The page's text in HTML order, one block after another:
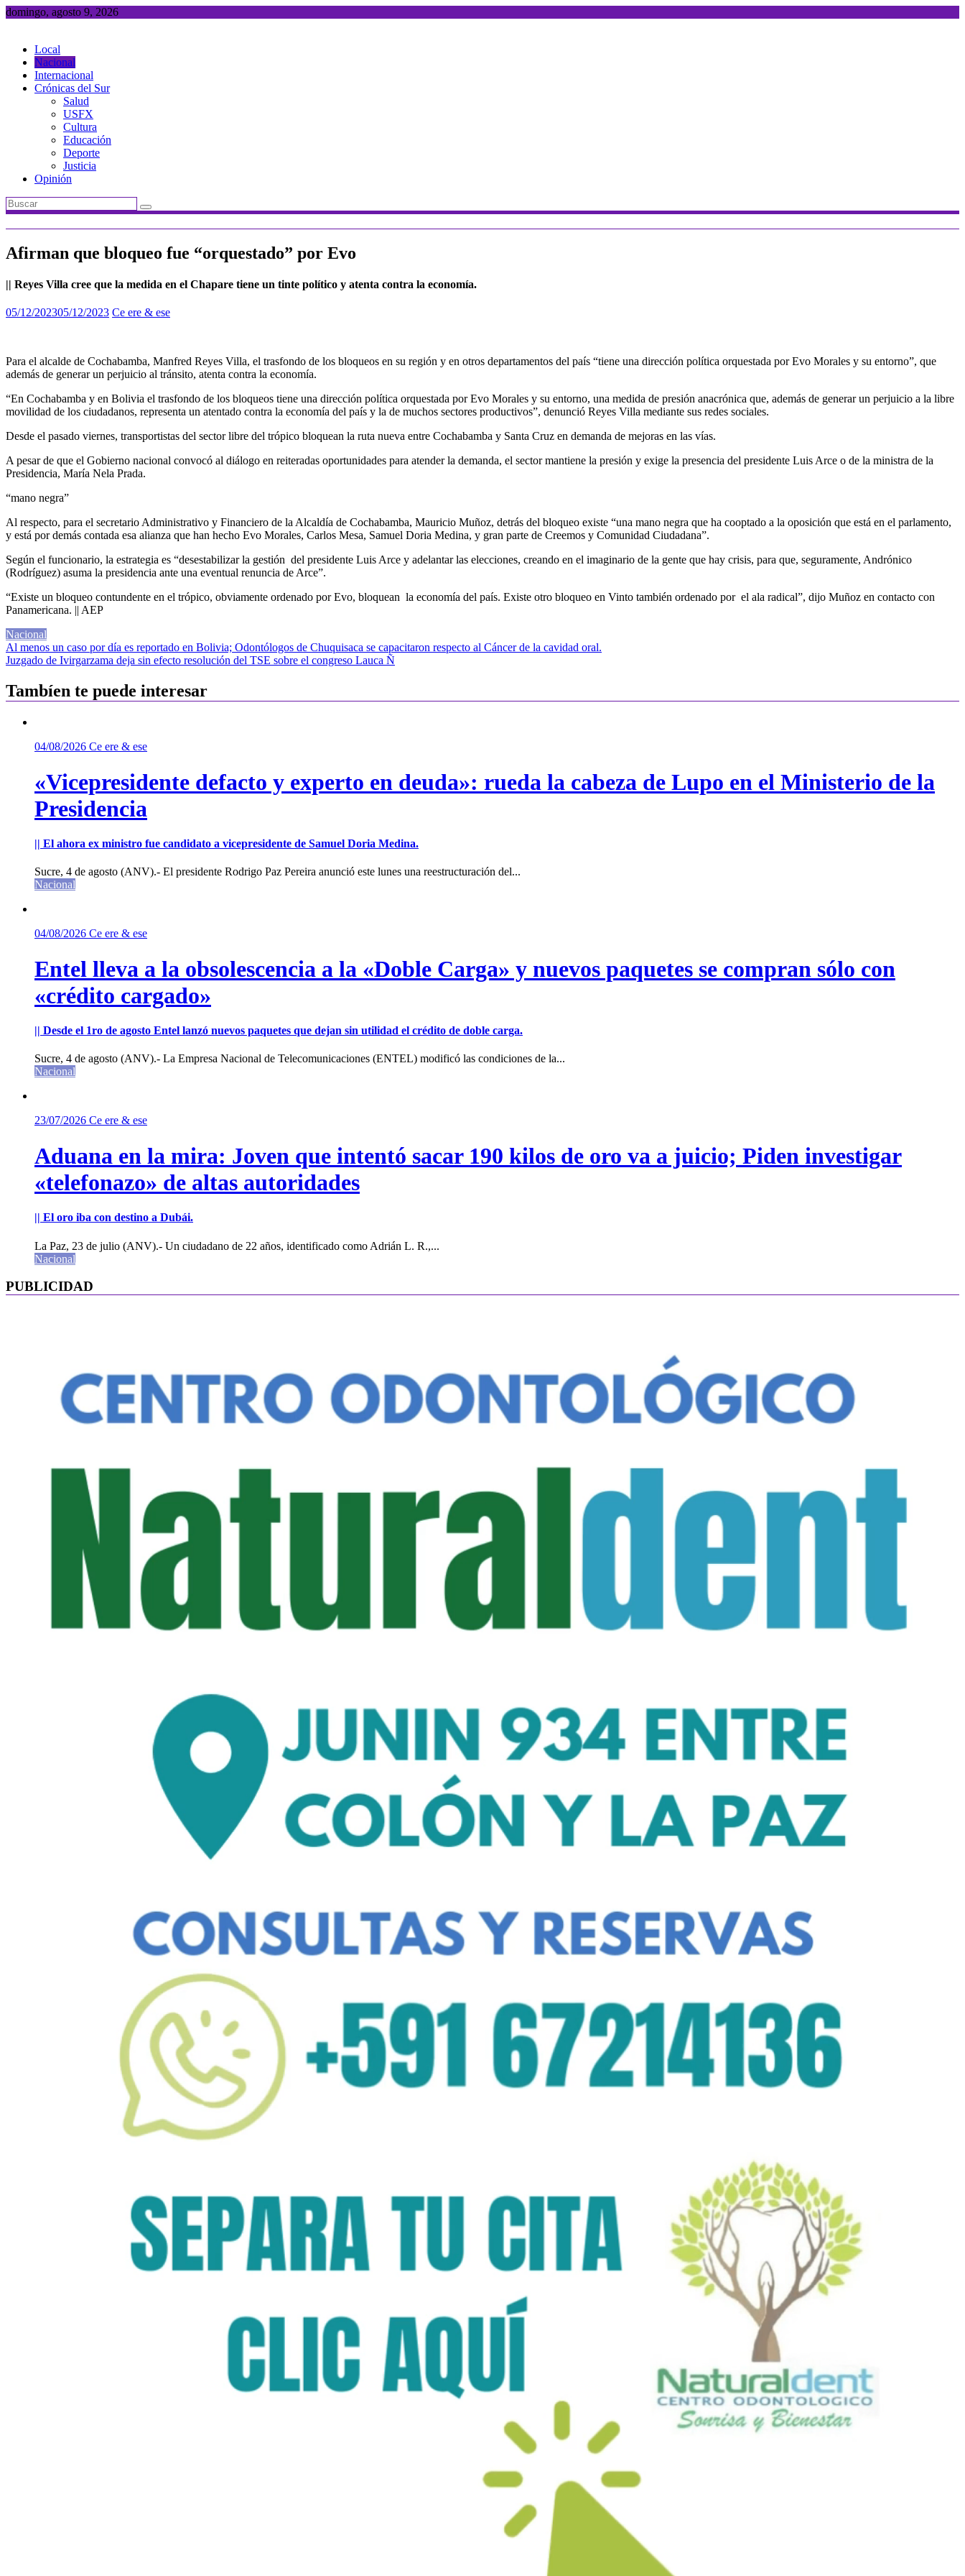
Saltar
domingo, agosto 9, 2026
Local
Nacional
Internacional
Crónicas del Sur
Salud
USFX
Cultura
Educación
Deporte
Justicia
Opinión
Afirman que bloqueo fue “orquestado” por Evo
|| Reyes Villa cree que la medida en el Chapare tiene un tinte político y atenta contra la economía.
05/12/202305/12/2023 Ce ere & ese
Para el alcalde de Cochabamba, Manfred Reyes Villa, el trasfondo de los bloqueos en su región y en otros departamentos del país “tiene una dirección política orquestada por Evo Morales y su entorno”, que
además de generar un perjuicio al tránsito, atenta contra la economía.
“En Cochabamba y en Bolivia el trasfondo de los bloqueos tiene una dirección política orquestada por Evo Morales y su entorno, una medida de presión anacrónica que, además de generar un perjuicio a la libre
movilidad de los ciudadanos, representa un atentado contra la economía del país y la de muchos sectores productivos”, denunció Reyes Villa mediante sus redes sociales.
Desde el pasado viernes, transportistas del sector libre del trópico bloquean la ruta nueva entre Cochabamba y Santa Cruz en demanda de mejoras en las vías.
A pesar de que el Gobierno nacional convocó al diálogo en reiteradas oportunidades para atender la demanda, el sector mantiene la presión y exige la presencia del presidente Luis Arce o de la ministra de la
Presidencia, María Nela Prada.
“mano negra”
Al respecto, para el secretario Administrativo y Financiero de la Alcaldía de Cochabamba, Mauricio Muñoz, detrás del bloqueo existe “una mano negra que ha cooptado a la oposición que está en el parlamento,
y está por demás contada esa alianza que han hecho Evo Morales, Carlos Mesa, Samuel Doria Medina, y gran parte de Creemos y Comunidad Ciudadana”.
Según el funcionario, la estrategia es “desestabilizar la gestión del presidente Luis Arce y adelantar las elecciones, creando en el imaginario de la gente que hay crisis, para que, seguramente, Andrónico
(Rodríguez) asuma la presidencia ante una eventual renuncia de Arce”.
“Existe un bloqueo contundente en el trópico, obviamente ordenado por Evo, bloquean la economía del país. Existe otro bloqueo en Vinto también ordenado por el ala radical”, dijo Muñoz en contacto con
Panamericana. || AEP
Nacional
Navegación
de
entradas
Al menos un caso por día es reportado en Bolivia; Odontólogos de Chuquisaca se capacitaron respecto al Cáncer de la cavidad oral.
Juzgado de Ivirgarzama deja sin efecto resolución del TSE sobre el congreso Lauca Ñ
Tambíen te puede interesar
04/08/2026 Ce ere & ese
«Vicepresidente defacto y experto en deuda»: rueda la cabeza de Lupo en el Ministerio de la
Presidencia
|| El ahora ex ministro fue candidato a vicepresidente de Samuel Doria Medina.
Sucre, 4 de agosto (ANV).- El presidente Rodrigo Paz Pereira anunció este lunes una reestructuración del...
Nacional
04/08/2026 Ce ere & ese
Entel lleva a la obsolescencia a la «Doble Carga» y nuevos paquetes se compran sólo con
«crédito cargado»
|| Desde el 1ro de agosto Entel lanzó nuevos paquetes que dejan sin utilidad el crédito de doble carga.
Sucre, 4 de agosto (ANV).- La Empresa Nacional de Telecomunicaciones (ENTEL) modificó las condiciones de la...
Nacional
23/07/2026 Ce ere & ese
Aduana en la mira: Joven que intentó sacar 190 kilos de oro va a juicio; Piden investigar
«telefonazo» de altas autoridades
|| El oro iba con destino a Dubái.
La Paz, 23 de julio (ANV).- Un ciudadano de 22 años, identificado como Adrián L. R.,...
Nacional
PUBLICIDAD